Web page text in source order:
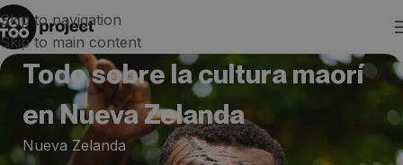
Skip to navigation
Skip to main content
Todo sobre la cultura maorí
en Nueva Zelanda
Nueva Zelanda